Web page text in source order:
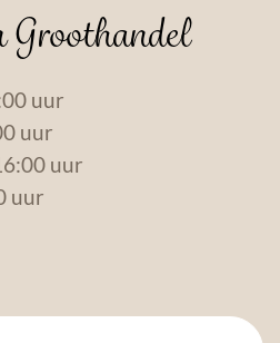
Groothandel
uur
uur
uur
uur